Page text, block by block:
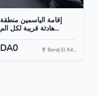
إقامة الياسمين منطقة
هادئة قريبة لكل الم...
DA0 Bordj El Kif...